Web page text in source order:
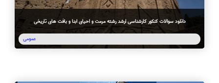
دانلود سوالات کنکور کارشناسی ارشد رشته مرمت و احیای ابنا و بافت های تاریخی
عمومی